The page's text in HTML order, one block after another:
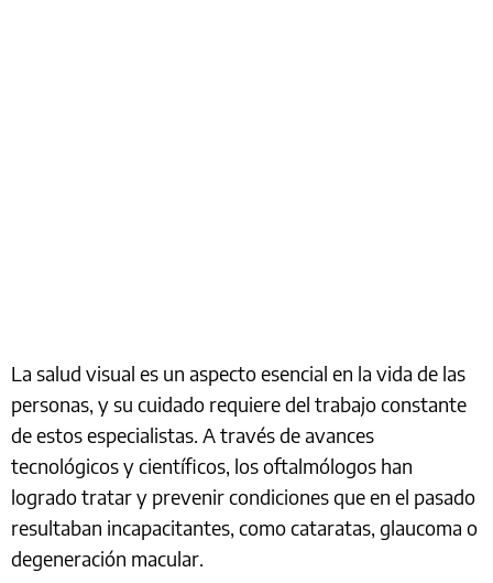
La salud visual es un aspecto esencial en la vida de las
personas, y su cuidado requiere del trabajo constante
de estos especialistas. A través de avances
tecnológicos y científicos, los oftalmólogos han
logrado tratar y prevenir condiciones que en el pasado
resultaban incapacitantes, como cataratas, glaucoma o
degeneración macular.